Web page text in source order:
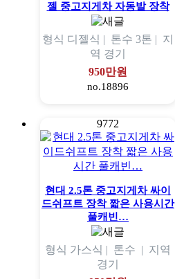
젤 중고지게차 자동발 장착
형식 디젤식 | 톤수 3톤 | 지
역 경기
950만원
no.18896
9772
현대 2.5톤 중고지게차 싸이
드쉬프트 장착 짧은 사용시간
풀캐빈…
형식 가스식 | 톤수 | 지역
경기